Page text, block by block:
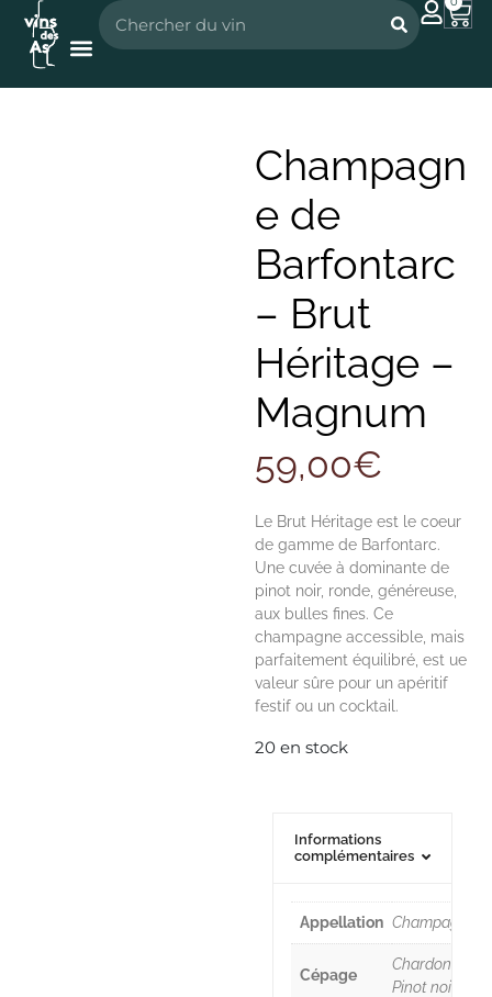
Champagn
e de
Barfontarc
– Brut
Héritage –
Magnum
59,00€
Le Brut Héritage est le coeur
de gamme de Barfontarc.
Une cuvée à dominante de
pinot noir, ronde, généreuse,
aux bulles fines. Ce
champagne accessible, mais
parfaitement équilibré, est ue
valeur sûre pour un apéritif
festif ou un cocktail.
20 en stock
Informations
complémentaires
Appellation Champagne
Cépage
Chardonnay,
Pinot noir